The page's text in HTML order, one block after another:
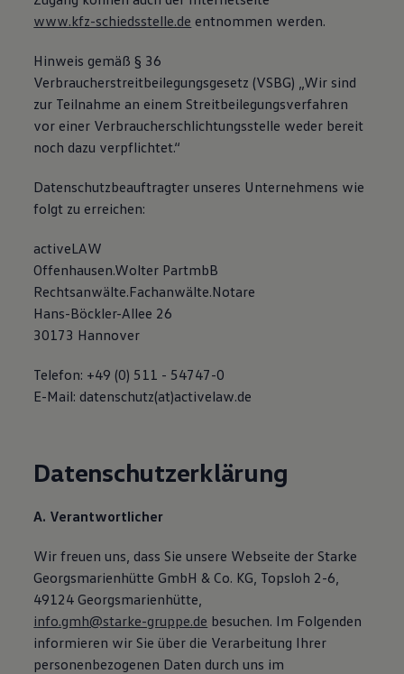
Bulli Magazin
Fahrzeugabholung ab Werk
www.kfz-schiedsstelle.de entnommen werden.
Hinweis gemäß § 36
Verbraucherstreitbeilegungsgesetz (VSBG) „Wir sind
zur Teilnahme an einem Streitbeilegungsverfahren
vor einer Verbraucherschlichtungsstelle weder bereit
noch dazu verpflichtet.“
Datenschutzbeauftragter unseres Unternehmens wie
folgt zu erreichen:
activeLAW
Offenhausen.Wolter PartmbB
Rechtsanwälte.Fachanwälte.Notare
Hans-Böckler-Allee 26
30173 Hannover
Telefon: +49 (0) 511 - 54747-0
E-Mail: datenschutz(at)activelaw.de
Datenschutzerklärung
A. Verantwortlicher
Wir freuen uns, dass Sie unsere Webseite der Starke
Georgsmarienhütte GmbH & Co. KG, Topsloh 2-6,
49124 Georgsmarienhütte,
info.gmh@starke-gruppe.de besuchen. Im Folgenden
informieren wir Sie über die Verarbeitung Ihrer
personenbezogenen Daten durch uns im